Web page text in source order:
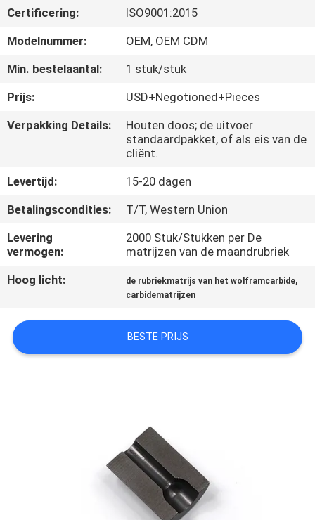
FABRIEKSREIS
KWALITEITSCONTROLE
CONTACTEER
NIEUWS
VERZOEK
OM EEN
CITAAT
SITEMAP
Certificering:
ISO9001:2015
Modelnummer:
OEM, OEM CDM
Min. bestelaantal:
1 stuk/stuk
Prijs:
USD+Negotioned+Pieces
Verpakking Details:
Houten doos; de uitvoer
standaardpakket, of als eis van de
cliënt.
Levertijd:
15-20 dagen
Betalingscondities:
T/T, Western Union
Levering
vermogen:
2000 Stuk/Stukken per De
matrijzen van de maandrubriek
Hoog licht:
de rubriekmatrijs van het wolframcarbide,
carbidematrijzen
BESTE PRIJS